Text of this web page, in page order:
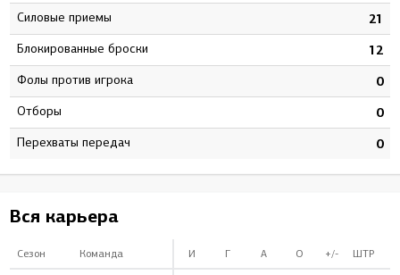
Силовые приемы 21
Блокированные броски 12
Фолы против игрока 0
Отборы 0
Перехваты передач 0
Вся карьера
Сезон Команда И Г А О +/- ШТР